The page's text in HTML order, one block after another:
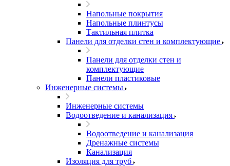
Напольные покрытия
Напольные плинтусы
Тактильная плитка
Панели для отделки стен и комплектующие
Панели для отделки стен и
комплектующие
Панели пластиковые
Инженерные системы
Инженерные системы
Водоотведение и канализация
Водоотведение и канализация
Дренажные системы
Канализация
Изоляция для труб